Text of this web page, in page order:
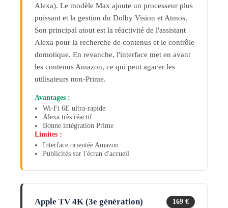
Alexa). Le modèle Max ajoute un processeur plus
puissant et la gestion du Dolby Vision et Atmos.
Son principal atout est la réactivité de l'assistant
Alexa pour la recherche de contenus et le contrôle
domotique. En revanche, l'interface met en avant
les contenus Amazon, ce qui peut agacer les
utilisateurs non-Prime.
Avantages :
Wi-Fi 6E ultra-rapide
Alexa très réactif
Bonne intégration Prime
Limites :
Interface orientée Amazon
Publicités sur l'écran d'accueil
Apple TV 4K (3e génération) 169 €